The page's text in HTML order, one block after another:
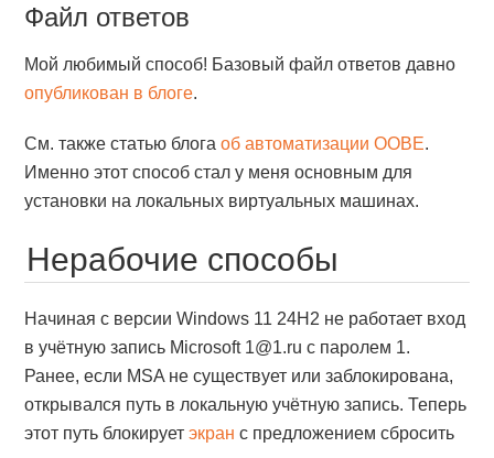
Файл ответов
Мой любимый способ! Базовый файл ответов давно
опубликован в блоге.
См. также статью блогаоб автоматизации OOBE.
Именно этот способ стал у меня основным для
установки на локальных виртуальных машинах.
Нерабочие способы
Начиная с версии Windows 11 24H2 не работает вход
в учётную запись Microsoft 1@1.ru с паролем 1.
Ранее, если MSA не существует или заблокирована,
открывался путь в локальную учётную запись. Теперь
этот путь блокируетэкран с предложением сбросить